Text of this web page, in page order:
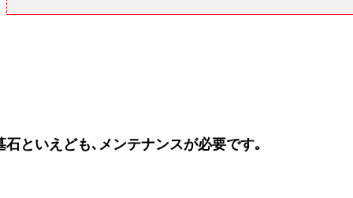
といえども､メンテナンスが必要です｡